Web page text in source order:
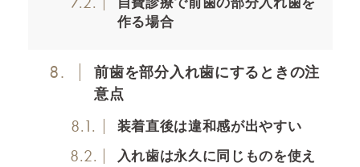
自費診療で前歯の部分入れ歯を
作る場合
8.
前歯を部分入れ歯にするときの注
意点
8.1. 装着直後は違和感が出やすい
8.2.
入れ歯は永久に同じものを使え